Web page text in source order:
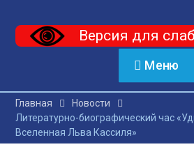
Версия для
Меню
Главная
Новости
Литературно-биографический час
Вселенная Льва Кассиля»